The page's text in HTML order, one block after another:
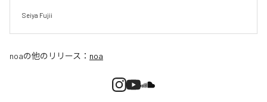
Seiya Fujii
noaの他のリリース： noa